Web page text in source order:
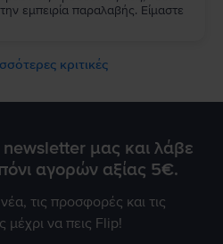
εμπειρία παραλαβής. Είμαστε
κριτικές
μας και λάβε
αγορών αξίας 5€.
τις προσφορές και τις
μέχρι να πεις Flip!